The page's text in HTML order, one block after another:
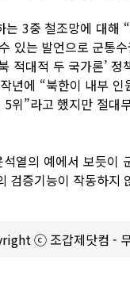
3중 철조망에 대
있는 발언으로 군통
적대적 두 국가론’
년에 “북한이 내부
위”라고 했지만 절
열의 예에서 보듯
검증기능이 작동하지
ⓒ 조갑제닷컴 -